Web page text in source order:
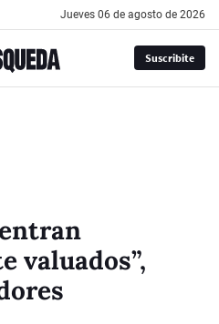
jueves 06 de agosto de 2026
Suscribite
valuados”,